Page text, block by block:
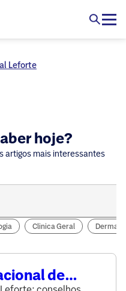
Leforte
hoje?
artigos mais interessantes
Clinica Geral
de